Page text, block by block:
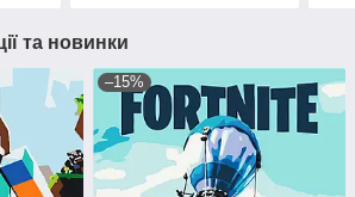
та новинки
–15%